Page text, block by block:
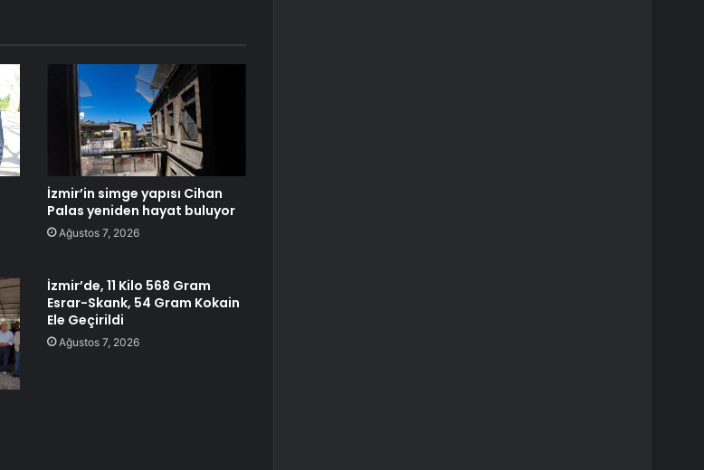
İzmir’in simge yapısı Cihan
Palas yeniden hayat buluyor
Ağustos 7, 2026
İzmir’de, 11 Kilo 568 Gram
Esrar-Skank, 54 Gram Kokain
Ele Geçirildi
Ağustos 7, 2026